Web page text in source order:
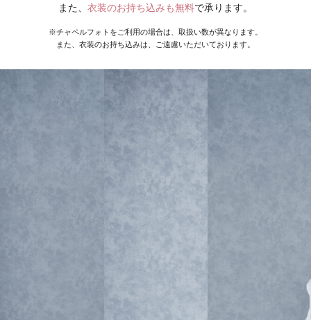
また、 衣装のお持ち込みも無料で承ります。
※チャペルフォトをご利用の場合は、取扱い数が異なります。
また、衣装のお持ち込みは、ご遠慮いただいております。